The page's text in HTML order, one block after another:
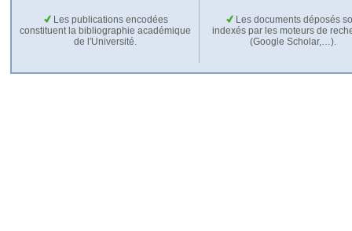
Les publications encodées
constituent la bibliographie académique
de l'Université.
Les documents déposés
indexés par les moteurs de
(Google Scholar,…).